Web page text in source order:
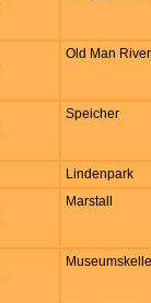
Old Man River
Speicher
Lindenpark
Marstall